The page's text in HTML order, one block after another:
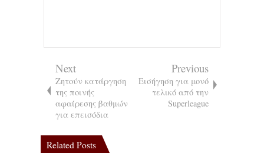
Next
Ζητούν κατάργηση
της ποινής
αφαίρεσης βαθμών
για επεισόδια
Previous
Εισήγηση για μονό
τελικό από την
Superleague
Related Posts